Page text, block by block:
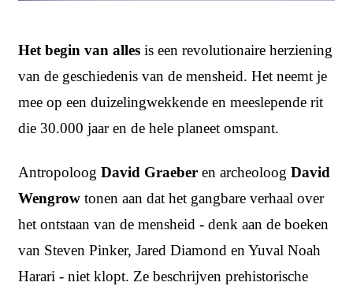
Het begin van alles is een revolutionaire herziening
van de geschiedenis van de mensheid. Het neemt je
mee op een duizelingwekkende en meeslepende rit
die 30.000 jaar en de hele planeet omspant.
Antropoloog David Graeber en archeoloog David
Wengrow tonen aan dat het gangbare verhaal over
het ontstaan van de mensheid - denk aan de boeken
van Steven Pinker, Jared Diamond en Yuval Noah
Harari - niet klopt. Ze beschrijven prehistorische